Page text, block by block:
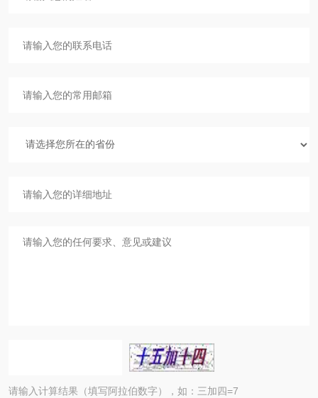
请输入计算结果（填写阿拉伯数字），如：三加四=7